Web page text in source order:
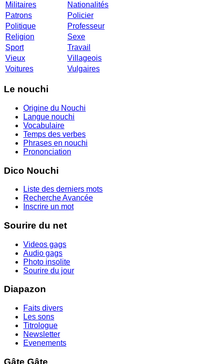
Militaires
Nationalités
Patrons
Policier
Politique
Professeur
Religion
Sexe
Sport
Travail
Vieux
Villageois
Voitures
Vulgaires
Le nouchi
Origine du Nouchi
Langue nouchi
Vocabulaire
Temps des verbes
Phrases en nouchi
Prononciation
Dico Nouchi
Liste des derniers mots
Recherche Avancée
Inscrire un mot
Sourire du net
Videos gags
Audio gags
Photo insolite
Sourire du jour
Diapazon
Faits divers
Les sons
Titrologue
Newsletter
Evenements
Gâte Gâte